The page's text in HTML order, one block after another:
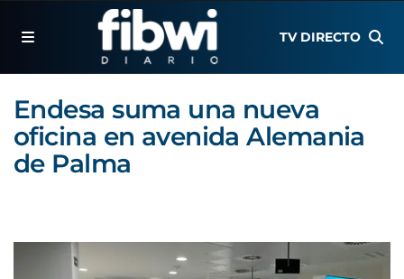
TV DIRECTO
Endesa suma una nueva
oficina en avenida Alemania
de Palma